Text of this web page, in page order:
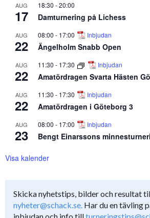
AUG
17
18:30 -20:00
Damturnering på Lichess
AUG
22
08:00 - 17:00 Inbjudan
Ängelholm Snabb Open
AUG
22
11:30 - 17:30 Inbjudan
Amatördragen Svarta Hästen
AUG
22
11:30 - 17:30 Inbjudan
Amatördragen i Göteborg 3
AUG
23
08:00 - 17:00 Inbjudan
Bengt Einarssons
Visa kalender
Skicka nyhetstips, bilder och resultat
nyheter@schack.se. Har du en tävling